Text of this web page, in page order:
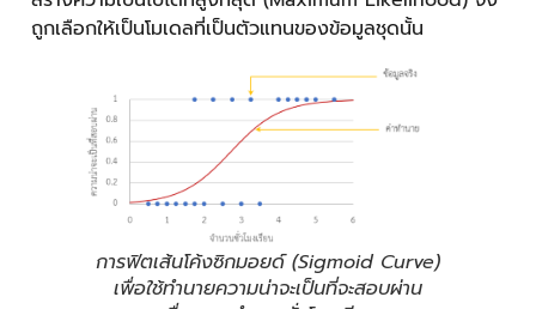
ถูกเลือกให้เป็นโมเดลที่เป็นตัวแทนของข้อมูลชุดนั้น
การฟิตเส้นโค้งซิกมอยด์ (Sigmoid Curve)
เพื่อใช้ทำนายความน่าจะเป็นที่จะสอบผ่าน